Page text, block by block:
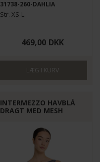
31738-260-DAHLIA
Str. XS-L
469,00 DKK
INTERMEZZO HAVBLÅ
DRAGT MED MESH